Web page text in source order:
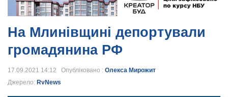
На Млинівщині депортували
громадянина РФ
17.09.2021 14:12 Опубліковано : Олекса Мирожит
Джерело: RvNews